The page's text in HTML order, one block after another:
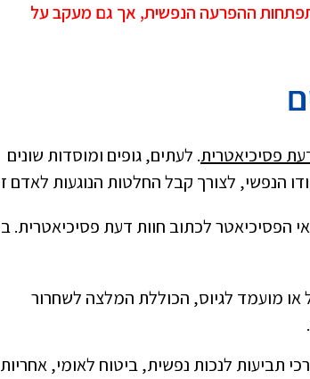
ההפרעה הנפשית, אך גם מעקב על
פסיכיאטרית. לעתים, גופים ומוסדות שונים
הנפשי, לצורך קבל החלטות הנוגעות לאדם
לכתוב חוות דעת פסיכיאטרית.
או מועמד לגיוס, הכוללת המלצה לשחרור
תביעות לנכות נפשית, ביטוח לאומי, אחריות